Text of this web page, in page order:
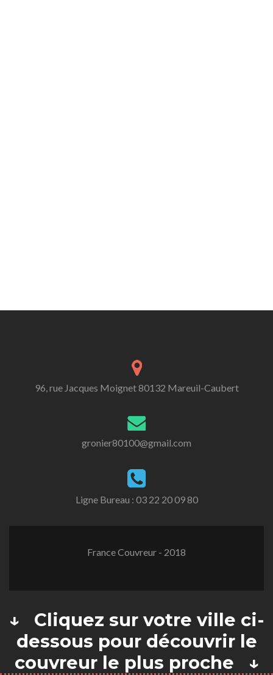
96, rue Jacques Moignet 80132 Mareuil-Caubert
gronier80100@gmail.com
Ligne Bureau : 03 22 20 09 80
France Couvreur - 2018
↓ Cliquez sur votre ville ci-
dessous pour découvrir le
couvreur le plus proche ↓